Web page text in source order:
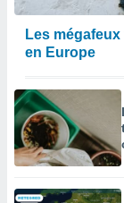
Les
en Europe